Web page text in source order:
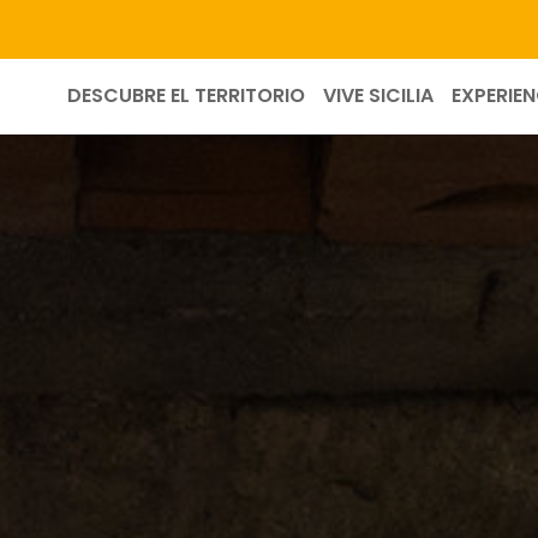
DESCUBRE EL TERRITORIO VIVE SICILIA